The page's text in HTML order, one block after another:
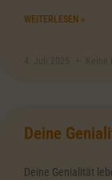
WEITERLESEN »
4. Juli 2025 Keine
Deine
Deine Genialität